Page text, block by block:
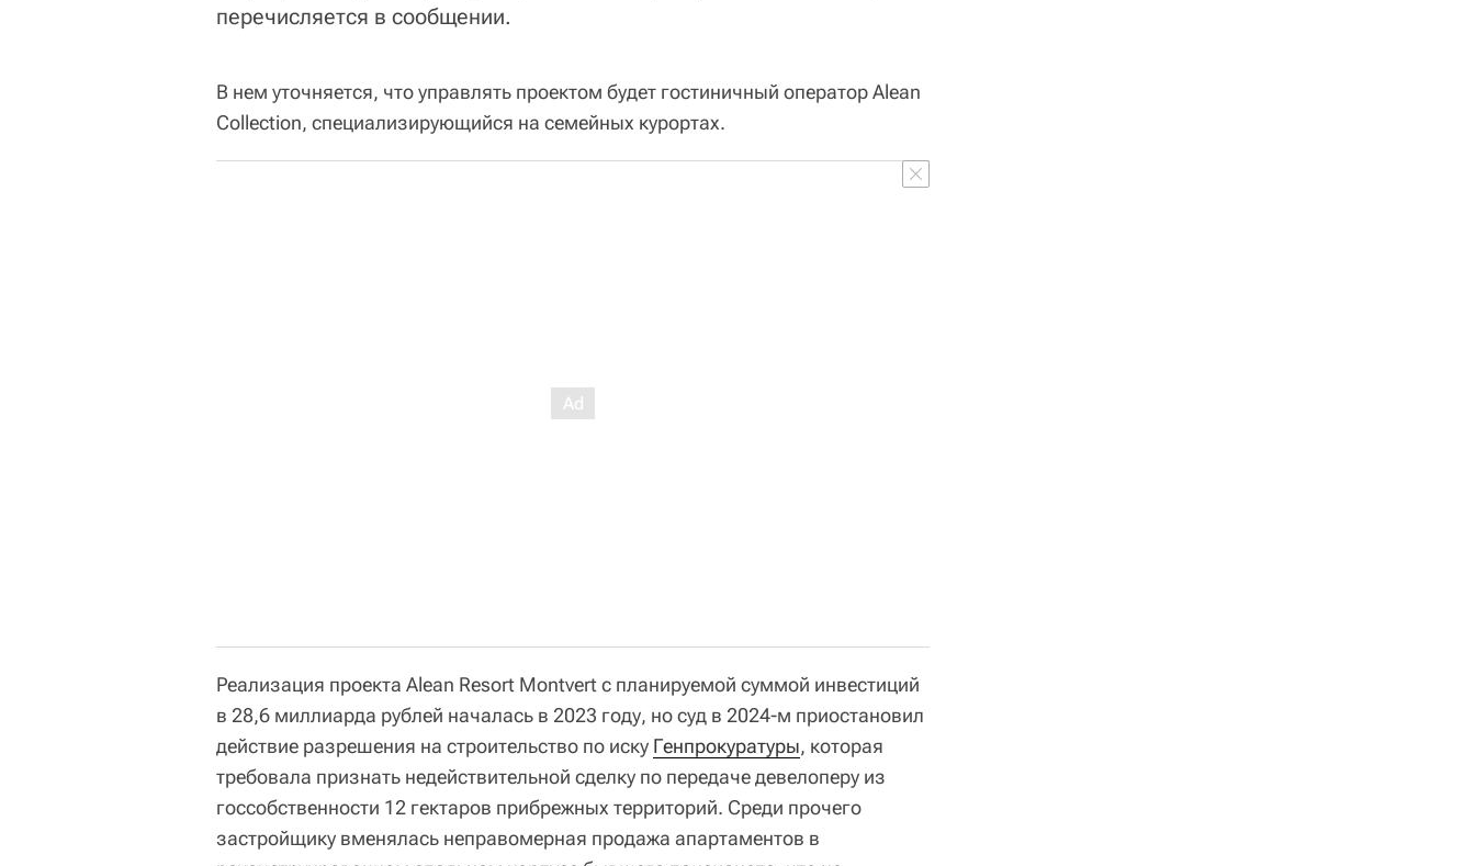
перечисляется в сообщении.
В нем уточняется, что управлять проектом будет гостиничный оператор Alean
Collection, специализирующийся на семейных курортах.
Реализация проекта Alean Resort Montvert с планируемой суммой инвестиций
в 28,6 миллиарда рублей началась в 2023 году, но суд в 2024-м приостановил
действие разрешения на строительство по иску Генпрокуратуры, которая
требовала признать недействительной сделку по передаче девелоперу из
госсобственности 12 гектаров прибрежных территорий. Среди прочего
застройщику вменялась неправомерная продажа апартаментов в